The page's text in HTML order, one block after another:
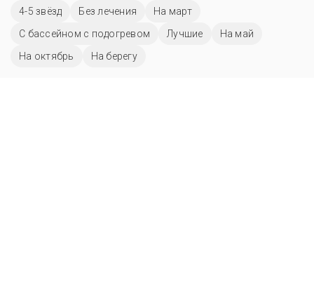
4-5 звёзд
Без лечения
На март
С бассейном с подогревом
Лучшие
На май
На октябрь
На берегу